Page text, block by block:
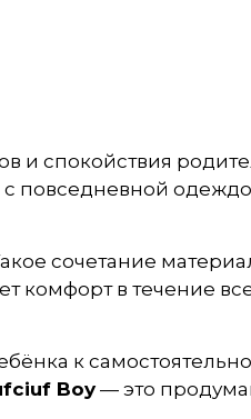
и спокойствия
повседневной
сочетание
комфорт в течение
к
Boy— это